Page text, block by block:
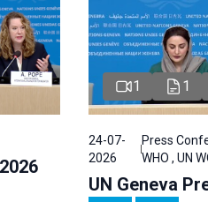
1 1
24-07-
2026
Press
WHO , UN
UN Geneva